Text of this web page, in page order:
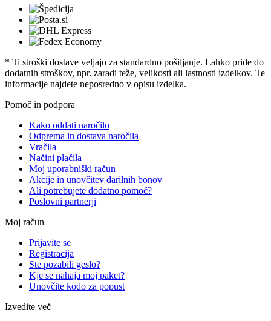
* Ti stroški dostave veljajo za standardno pošiljanje. Lahko pride do
dodatnih stroškov, npr. zaradi teže, velikosti ali lastnosti izdelkov. Te
informacije najdete neposredno v opisu izdelka.
Pomoč in podpora
Kako oddati naročilo
Odprema in dostava naročila
Vračila
Načini plačila
Moj uporabniški račun
Akcije in unovčitev darilnih bonov
Ali potrebujete dodatno pomoč?
Poslovni partnerji
Moj račun
Prijavite se
Registracija
Ste pozabili geslo?
Kje se nahaja moj paket?
Unovčite kodo za popust
Izvedite več